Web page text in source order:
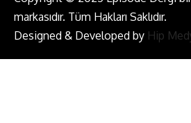
markasıdır. Tüm Hakları Saklıdır.
Designed & Developed by Hip